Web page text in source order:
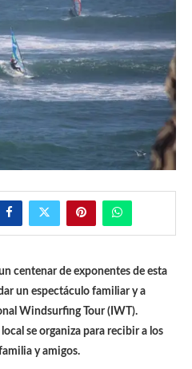
centenar de exponentes de esta
un espectáculo familiar y a
Windsurfing Tour( IWT).
se organiza para recibir a los
y amigos.